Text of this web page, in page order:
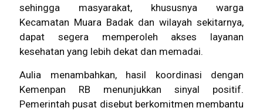
sehingga masyarakat, khususnya warga
Kecamatan Muara Badak dan wilayah sekitarnya,
dapat segera memperoleh akses layanan
kesehatan yang lebih dekat dan memadai.
Aulia menambahkan, hasil koordinasi dengan
Kemenpan RB menunjukkan sinyal positif.
Pemerintah pusat disebut berkomitmen membantu